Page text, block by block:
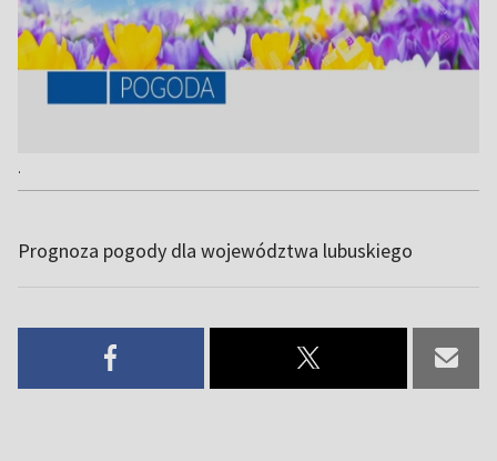
.
Prognoza pogody dla województwa lubuskiego